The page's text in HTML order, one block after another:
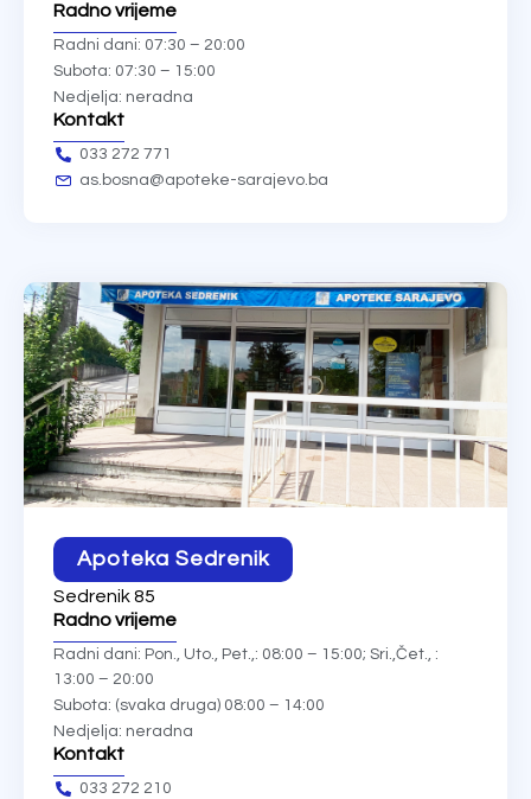
Radno vrijeme
Radni dani: 07:30 – 20:00
Subota: 07:30 – 15:00
Nedjelja: neradna
Kontakt
033 272 771
as.bosna@apoteke-sarajevo.ba
Apoteka Sedrenik
Sedrenik 85
Radno vrijeme
Radni dani: Pon., Uto., Pet.,: 08:00 – 15:00; Sri.,Čet., :
13:00 – 20:00
Subota: (svaka druga) 08:00 – 14:00
Nedjelja: neradna
Kontakt
033 272 210